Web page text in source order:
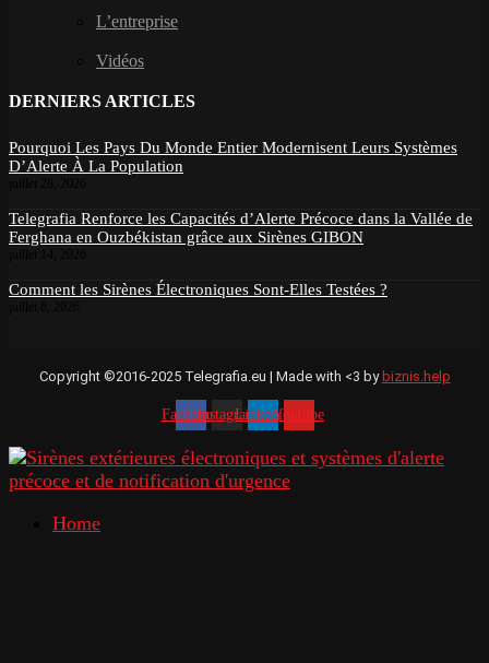
L’entreprise
Vidéos
DERNIERS ARTICLES
Pourquoi Les Pays Du Monde Entier Modernisent Leurs Systèmes
D’Alerte À La Population
Telegrafia Renforce les Capacités d’Alerte Précoce dans la Vallée de
Ferghana en Ouzbékistan grâce aux Sirènes GIBON
Comment les Sirènes Électroniques Sont-Elles Testées ?
Copyright ©2016-2025 Telegrafia.eu | Made with <3 by biznis.help
FacebookInstagramLinkedinYoutube
Home